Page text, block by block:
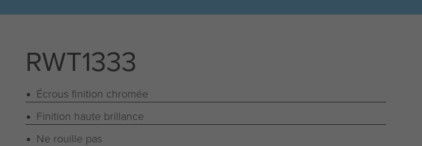
RWT1333
Écrous finition chromée
Finition haute brillance
Ne rouille pas